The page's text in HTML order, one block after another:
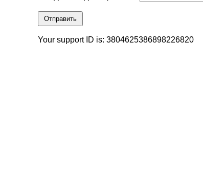
Отправить
Your support ID is: 3804625386898226820